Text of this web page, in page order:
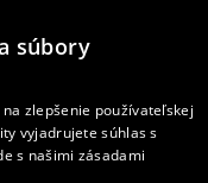
Fabia vyhrala
2015
What
obe
súbory
zlepšenie používateľskej
vyjadrujete súhlas s
s našimi zásadami